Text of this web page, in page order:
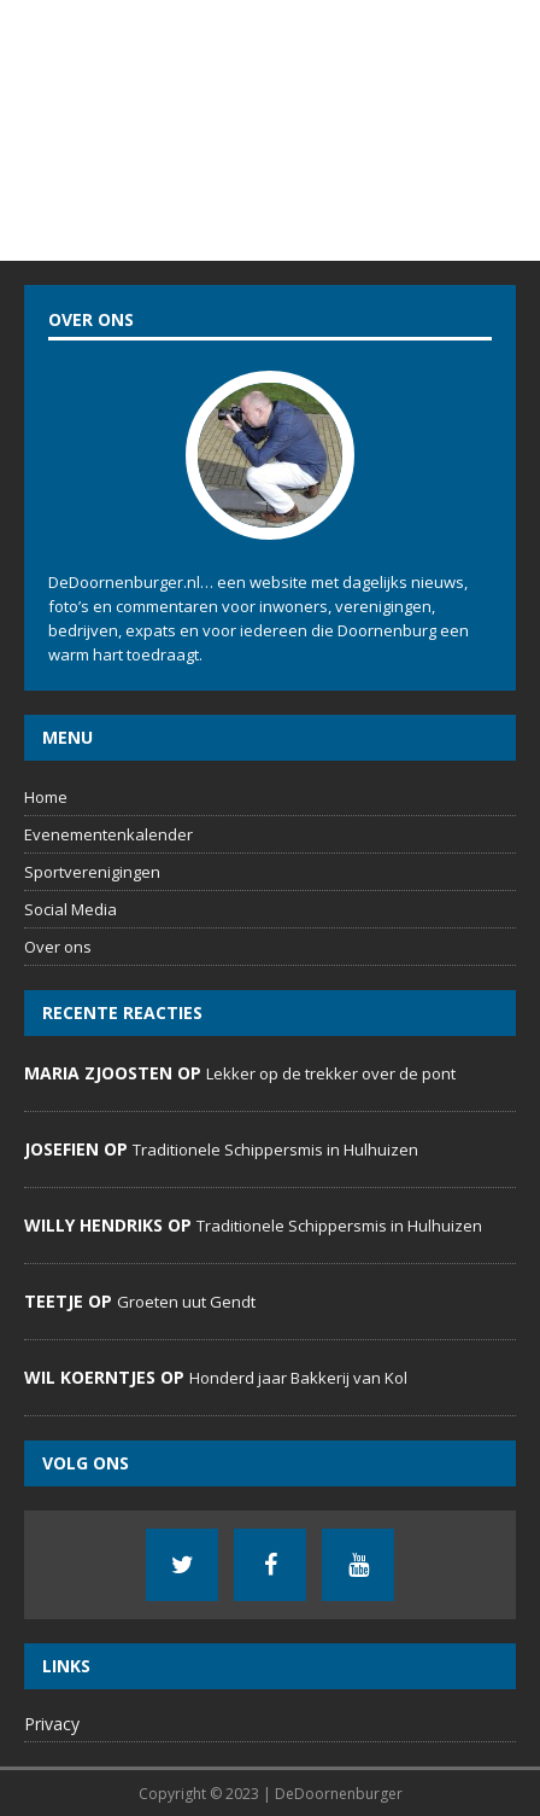
OVER ONS
DeDoornenburger.nl… een website met dagelijks nieuws,
foto’s en commentaren voor inwoners, verenigingen,
bedrijven, expats en voor iedereen die Doornenburg een
warm hart toedraagt.
MENU
Home
Evenementenkalender
Sportverenigingen
Social Media
Over ons
RECENTE REACTIES
MARIA ZJOOSTEN OP Lekker op de trekker over de pont
JOSEFIEN OP Traditionele Schippersmis in Hulhuizen
WILLY HENDRIKS OP Traditionele Schippersmis in Hulhuizen
TEETJE OP Groeten uut Gendt
WIL KOERNTJES OP Honderd jaar Bakkerij van Kol
VOLG ONS
LINKS
Privacy
Copyright © 2023 | DeDoornenburger